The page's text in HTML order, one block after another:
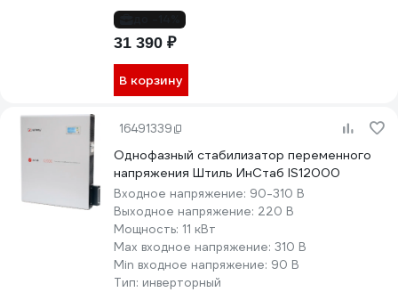
31 390 ₽
В корзину
16491339
Однофазный стабилизатор переменного
напряжения Штиль ИнСтаб IS12000
Входное напряжение: 90-310 В
Выходное напряжение: 220 В
Мощность: 11 кВт
Max входное напряжение: 310 В
Min входное напряжение: 90 В
Тип: инверторный